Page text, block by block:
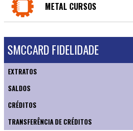
METAL CURSOS
SMCCARD FIDELIDADE
EXTRATOS
SALDOS
CRÉDITOS
TRANSFERÊNCIA DE CRÉDITOS